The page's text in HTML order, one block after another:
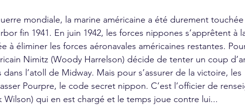
mondiale, la marine américaine a été durement
fin 1941. En juin 1942, les forces nippones s’apprêtent à
à éliminer les forces aéronavales américaines restantes.
Nimitz (Woody Harrelson) décide de tenter un coup
l’atoll de Midway. Mais pour s’assurer de la victoire, les
Pourpre, le code secret nippon. C’est l’officier de
Wilson) qui en est chargé et le temps joue contre lui...